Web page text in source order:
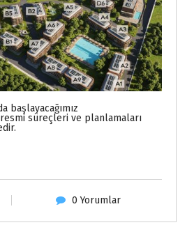
başlayacağımız
süreçleri ve planlamaları
0 Yorumlar